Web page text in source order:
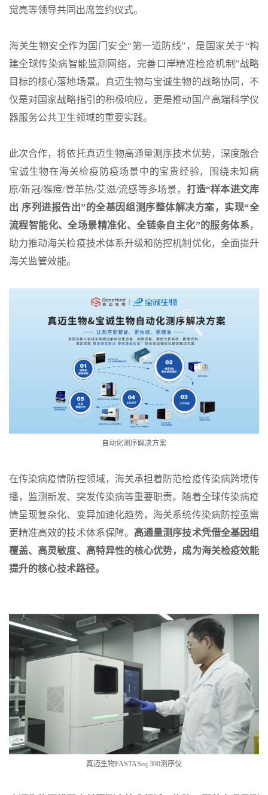
觉亮等领导共同出席签约仪式。
海关生物安全作为国门安全“第一道防线”，是国家关于“构
建全球传染病智能监测网络，完善口岸精准检疫机制”战略
目标的核心落地场景。真迈生物与宝诚生物的战略协同，不
仅是对国家战略指引的积极响应，更是推动国产高端科学仪
器服务公共卫生领域的重要实践。
此次合作，将依托真迈生物高通量测序技术优势，深度融合
宝诚生物在海关检疫防疫场景中的宝贵经验，围绕未知病
原/新冠/猴痘/登革热/艾滋/流感等多场景， 打造“样本进文库
出 序列进报告出”的全基因组测序整体解决方案，实现“全
流程智能化、全场景精准化、全链条自主化”的服务体系，
助力推动海关检疫技术体系升级和防控机制优化，全面提升
海关监管效能。
自动化测序解决方案
在传染病疫情防控领域，海关承担着防范检疫传染病跨境传
播，监测新发、突发传染病等重要职责。随着全球传染病疫
情呈现复杂化、变异加速化趋势，海关系统传染病防控亟需
更精准高效的技术体系保障。 高通量测序技术凭借全基因组
覆盖、高灵敏度、高特异性的核心优势，成为海关检疫效能
提升的核心技术路径。
真迈生物FASTASeq 300测序仪